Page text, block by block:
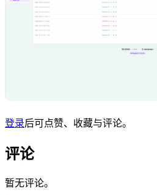
登录后可点赞、收藏与评论。
评论
暂无评论。